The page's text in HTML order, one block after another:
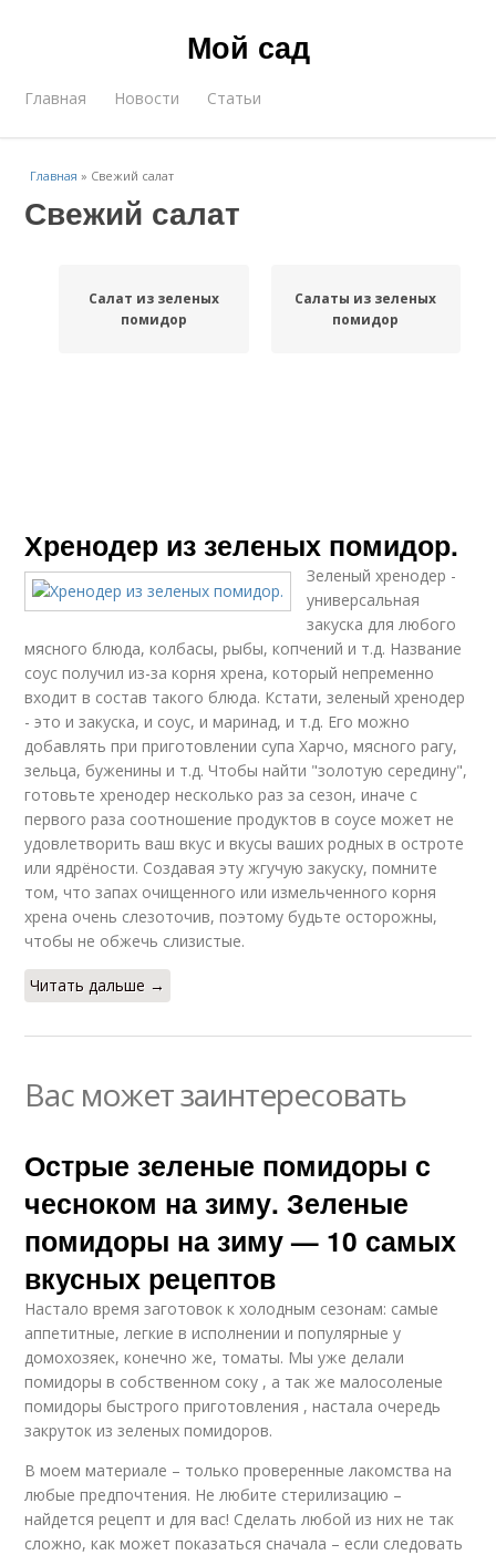
Мой сад
Главная Новости Статьи
Главная » Свежий салат
Свежий салат
Салат из зеленых
помидор
Салаты из зеленых
помидор
Хренодер из зеленых помидор.
Зеленый хренодер -
универсальная
закуска для любого
мясного блюда, колбасы, рыбы, копчений и т.д. Название
соус получил из-за корня хрена, который непременно
входит в состав такого блюда. Кстати, зеленый хренодер
- это и закуска, и соус, и маринад, и т.д. Его можно
добавлять при приготовлении супа Харчо, мясного рагу,
зельца, буженины и т.д. Чтобы найти "золотую середину",
готовьте хренодер несколько раз за сезон, иначе с
первого раза соотношение продуктов в соусе может не
удовлетворить ваш вкус и вкусы ваших родных в остроте
или ядрёности. Создавая эту жгучую закуску, помните
том, что запах очищенного или измельченного корня
хрена очень слезоточив, поэтому будьте осторожны,
чтобы не обжечь слизистые.
Читать дальше →
Вас может заинтересовать
Острые зеленые помидоры с
чесноком на зиму. Зеленые
помидоры на зиму — 10 самых
вкусных рецептов
Настало время заготовок к холодным сезонам: самые
аппетитные, легкие в исполнении и популярные у
домохозяек, конечно же, томаты. Мы уже делали
помидоры в собственном соку , а так же малосоленые
помидоры быстрого приготовления , настала очередь
закруток из зеленых помидоров.
В моем материале – только проверенные лакомства на
любые предпочтения. Не любите стерилизацию –
найдется рецепт и для вас! Сделать любой из них не так
сложно, как может показаться сначала – если следовать